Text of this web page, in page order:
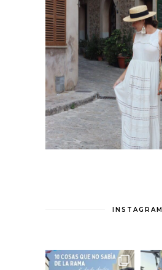
INSTAGRAM